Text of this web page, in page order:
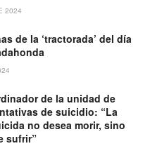
2024
de la ‘tractorada’ del día
de la unidad de
de suicidio: “La
no desea morir, sino
sufrir”